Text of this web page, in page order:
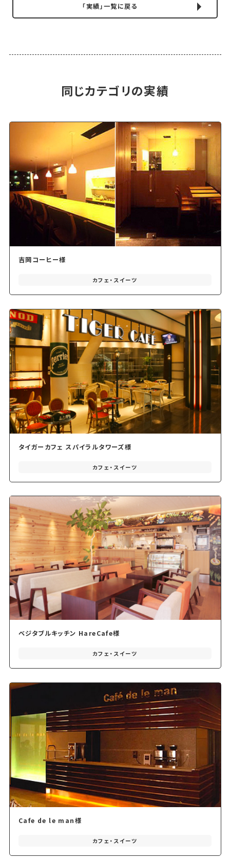
「実績」一覧に戻る
同じカテゴリの実績
吉岡コーヒー様
カフェ・スイーツ
タイガーカフェ スパイラルタワーズ様
カフェ・スイーツ
ベジタブルキッチン HareCafe様
カフェ・スイーツ
Cafe de le man様
カフェ・スイーツ